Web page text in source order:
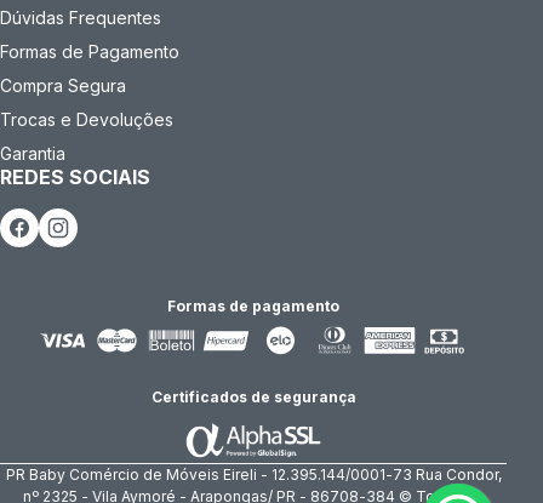
Dúvidas Frequentes
Formas de Pagamento
Compra Segura
Trocas e Devoluções
Garantia
REDES SOCIAIS
Formas de pagamento
Certificados de segurança
PR Baby Comércio de Móveis Eireli - 12.395.144/0001-73 Rua Condor,
nº 2325 - Vila Aymoré - Arapongas/ PR - 86708-384 © Todos os